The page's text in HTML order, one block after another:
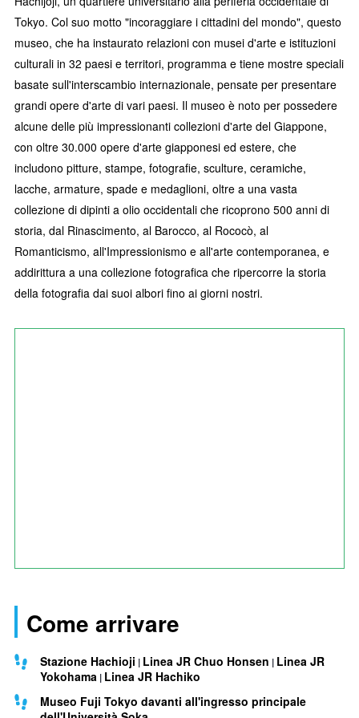
Tokyo. Col suo motto "incoraggiare i cittadini del mondo", questo
museo, che ha instaurato relazioni con musei d'arte e istituzioni
culturali in 32 paesi e territori, programma e tiene mostre speciali
basate sull'interscambio internazionale, pensate per presentare
grandi opere d'arte di vari paesi. Il museo è noto per possedere
alcune delle più impressionanti collezioni d'arte del Giappone,
con oltre 30.000 opere d'arte giapponesi ed estere, che
includono pitture, stampe, fotografie, sculture, ceramiche,
lacche, armature, spade e medaglioni, oltre a una vasta
collezione di dipinti a olio occidentali che ricoprono 500 anni di
storia, dal Rinascimento, al Barocco, al Rococò, al
Romanticismo, all'Impressionismo e all'arte contemporanea, e
addirittura a una collezione fotografica che ripercorre la storia
della fotografia dai suoi albori fino ai giorni nostri.
Come arrivare
Stazione Hachioji Linea JR Chuo Honsen Linea JR
Yokohama Linea JR Hachiko
Museo Fuji Tokyo davanti all'ingresso principale